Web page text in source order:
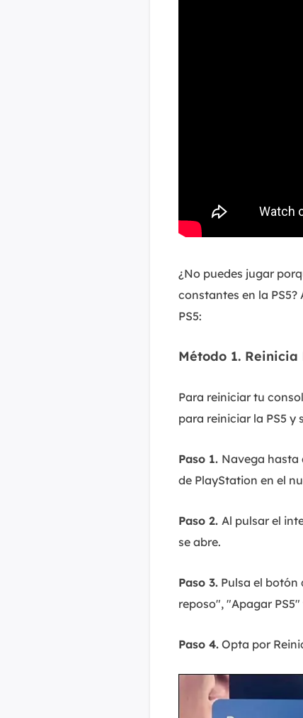
¿No puedes jugar
constantes en la
PS5:
Método 1.
Para reiniciar tu
para reiniciar la PS5
Paso 1. Navega hasta
de PlayStation en el
Paso 2. Al pulsar el
se abre.
Paso 3. Pulsa el botón
reposo", "Apagar
Paso 4. Opta por